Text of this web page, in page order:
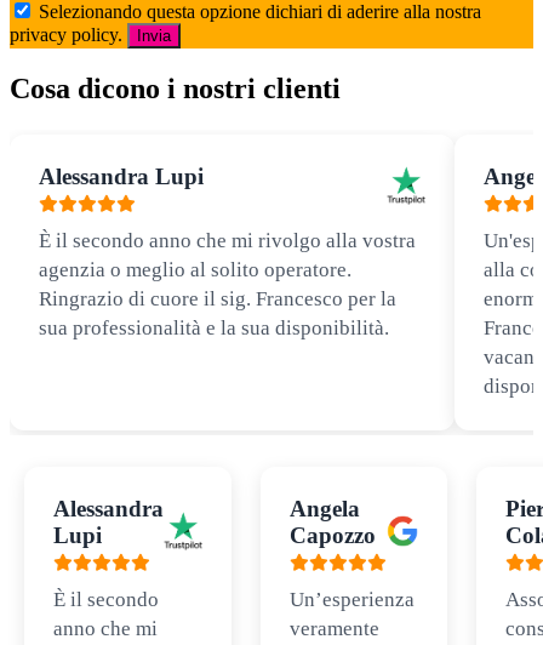
Selezionando questa opzione dichiari di aderire alla nostra
privacy policy.
Invia
Cosa dicono i nostri clienti
Alessandra Lupi
È il secondo anno che mi rivolgo alla vostra
agenzia o meglio al solito operatore.
Ringrazio di cuore il sig. Francesco per la
sua professionalità e la sua disponibilità.
alla
Alessandra
Lupi
È il secondo
anno che mi
Angela
Capozzo
Un’esperienza
veramente